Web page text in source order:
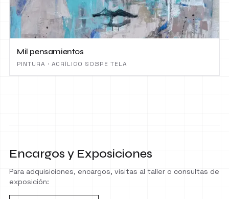
Mil pensamientos
PINTURA · ACRÍLICO SOBRE TELA
Encargos y Exposiciones
Para adquisiciones, encargos, visitas al taller o consultas de
exposición: